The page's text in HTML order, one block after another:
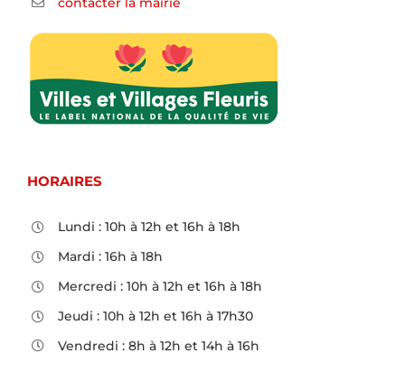
HORAIRES
Lundi : 10h à 12h et 16h à 18h
Mardi : 16h à 18h
Mercredi : 10h à 12h et 16h à 18h
Jeudi : 10h à 12h et 16h à 17h30
Vendredi : 8h à 12h et 14h à 16h